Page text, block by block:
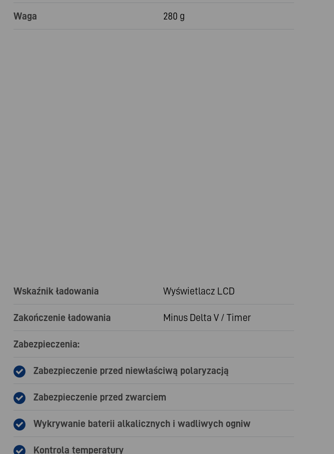
Waga 280 g
Wskaźnik ładowania Wyświetlacz LCD
Zakończenie ładowania Minus Delta V / Timer
Zabezpieczenia:
Zabezpieczenie przed niewłaściwą polaryzacją
Zabezpieczenie przed zwarciem
Wykrywanie baterii alkalicznych i wadliwych ogniw
Kontrola temperatury